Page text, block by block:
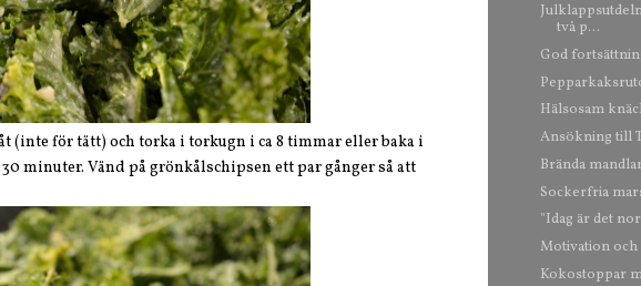
(inte för tätt) och torka i torkugn i ca 8 timmar eller baka i
minuter. Vänd på grönkålschipsen ett par gånger så att
två p...
God
Hälsosam
Ansökning till
Brända
Sockerfria
"Idag är det
Motivation och
Kokostoppar